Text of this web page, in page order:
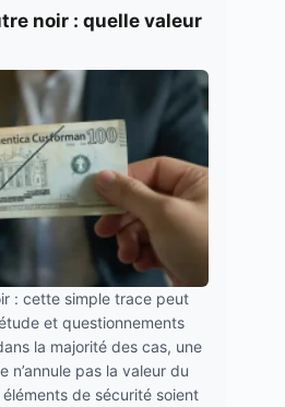
noir : quelle valeur
: cette simple trace peut
et questionnements
la majorité des cas, une
n’annule pas la valeur du
de sécurité soient